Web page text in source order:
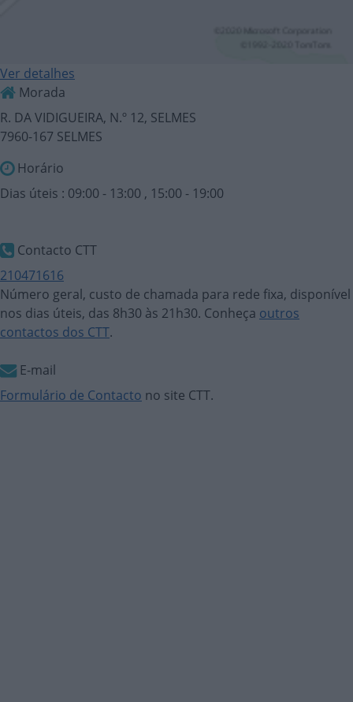
Ver detalhes
Morada
R. DA VIDIGUEIRA, N.º 12, SELMES
7960-167 SELMES
Horário
Dias úteis : 09:00 - 13:00 , 15:00 - 19:00
Contacto CTT
210471616
Número geral, custo de chamada para rede fixa, disponível
nos dias úteis, das 8h30 às 21h30. Conheça outros
contactos dos CTT.
E-mail
Formulário de Contacto no site CTT.